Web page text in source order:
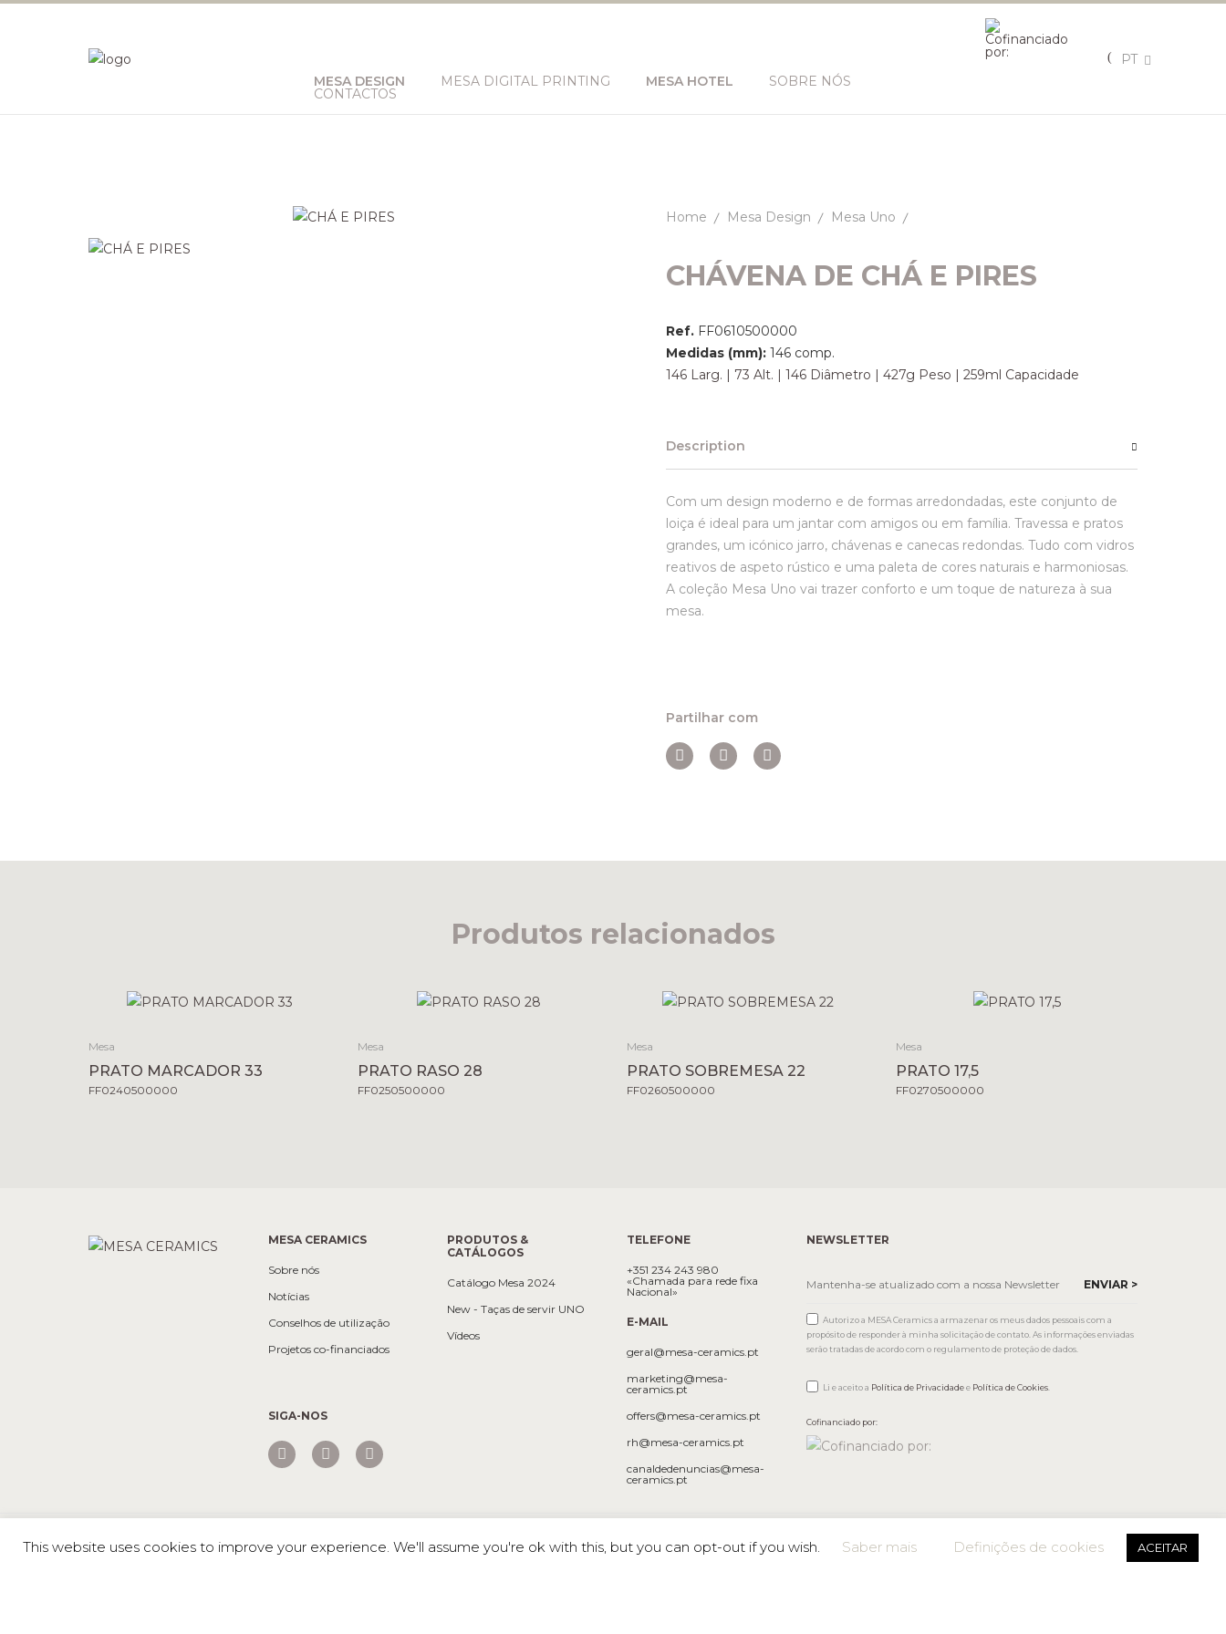
MESA DESIGN MESA DIGITAL PRINTING MESA HOTEL SOBRE NÓS
CONTACTOS
PT
Home Mesa Design Mesa Uno
CHÁVENA DE CHÁ E PIRES
Ref. FF0610500000
Medidas (mm): 146 comp.
146 Larg. | 73 Alt. | 146 Diâmetro | 427g Peso | 259ml Capacidade
Description
Com um design moderno e de formas arredondadas, este conjunto de
loiça é ideal para um jantar com amigos ou em família. Travessa e pratos
grandes, um icónico jarro, chávenas e canecas redondas. Tudo com vidros
reativos de aspeto rústico e uma paleta de cores naturais e harmoniosas.
A coleção Mesa Uno vai trazer conforto e um toque de natureza à sua
mesa.
Partilhar com
Produtos relacionados
Mesa
PRATO MARCADOR 33
FF0240500000
Mesa
PRATO RASO 28
FF0250500000
Mesa
PRATO SOBREMESA 22
FF0260500000
Mesa
PRATO 17,5
FF0270500000
MESA CERAMICS
Sobre nós
Notícias
Conselhos de utilização
Projetos co-financiados
SIGA-NOS
PRODUTOS &
CATÁLOGOS
Catálogo Mesa 2024
New - Taças de servir UNO
Vídeos
TELEFONE
+351 234 243 980
«Chamada para rede fixa
Nacional»
E-MAIL
geral@mesa-ceramics.pt
marketing@mesa-
ceramics.pt
offers@mesa-ceramics.pt
rh@mesa-ceramics.pt
canaldedenuncias@mesa-
ceramics.pt
NEWSLETTER
Autorizo a MESA Ceramics a armazenar os meus dados pessoais com a
propósito de responder à minha solicitação de contato. As informações enviadas
serão tratadas de acordo com o regulamento de proteção de dados.
Li e aceito a Política de Privacidadee Política de Cookies.
Cofinanciado por:
This website uses cookies to improve your experience. We'll assume you're ok with this, but you can opt-out if you wish. Saber mais Definições de cookies ACEITAR